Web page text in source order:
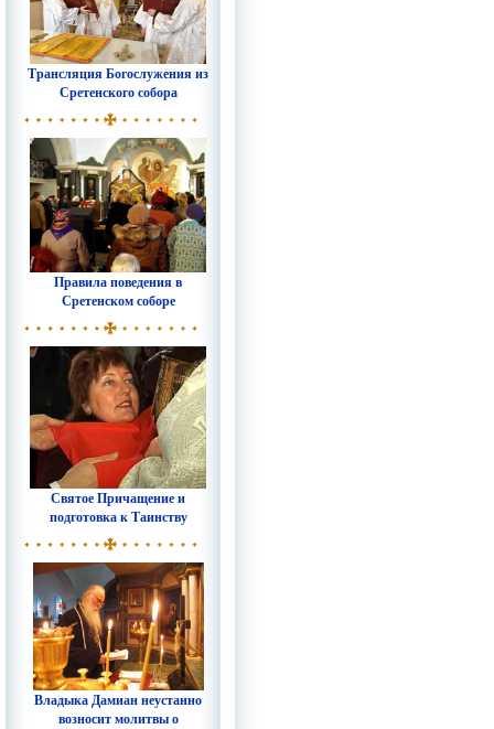
Трансляция Богослужения из
Сретенского собора
Правила поведения в
Сретенском соборе
Святое Причащение и
подготовка к Таинству
Владыка Дамиан неустанно
возносит молитвы о